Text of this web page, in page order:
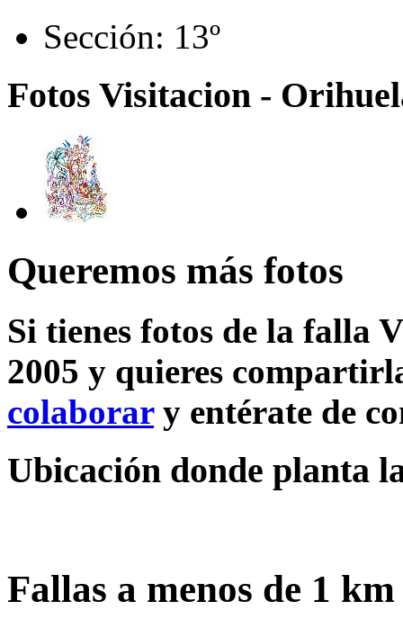
Sección: 13º
Fotos Visitacion -
Queremos más fotos
Si tienes fotos de la falla
2005 y quieres
colaborary entérate de
Ubicación donde planta
Fallas a menos de 1